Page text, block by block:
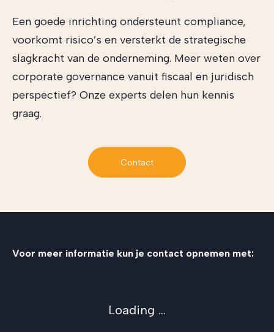
Een goede inrichting ondersteunt compliance,
voorkomt risico’s en versterkt de strategische
slagkracht van de onderneming. Meer weten over
corporate governance vanuit fiscaal en juridisch
perspectief? Onze experts delen hun kennis
graag.
Contact
Voor meer informatie kun je contact opnemen met:
Loading ...